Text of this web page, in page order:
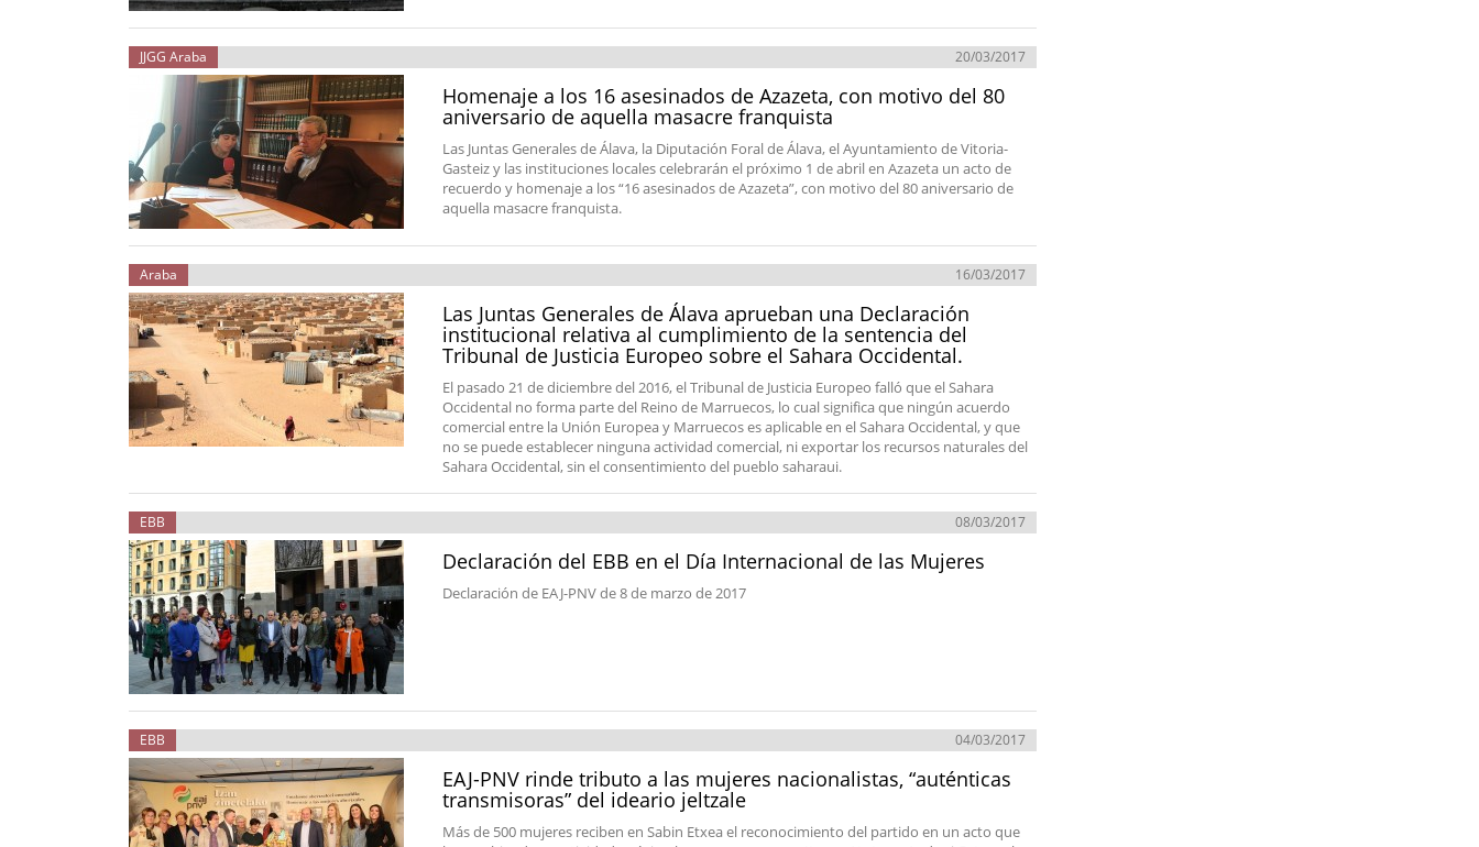
JJGG Araba 20/03/2017
Homenaje a los 16 asesinados de Azazeta, con motivo del 80
aniversario de aquella masacre franquista
Las Juntas Generales de Álava, la Diputación Foral de Álava, el Ayuntamiento de Vitoria-
Gasteiz y las instituciones locales celebrarán el próximo 1 de abril en Azazeta un acto de
recuerdo y homenaje a los “16 asesinados de Azazeta”, con motivo del 80 aniversario de
aquella masacre franquista.
Araba 16/03/2017
Las Juntas Generales de Álava aprueban una Declaración
institucional relativa al cumplimiento de la sentencia del
Tribunal de Justicia Europeo sobre el Sahara Occidental.
El pasado 21 de diciembre del 2016, el Tribunal de Justicia Europeo falló que el Sahara
Occidental no forma parte del Reino de Marruecos, lo cual significa que ningún acuerdo
comercial entre la Unión Europea y Marruecos es aplicable en el Sahara Occidental, y que
no se puede establecer ninguna actividad comercial, ni exportar los recursos naturales del
Sahara Occidental, sin el consentimiento del pueblo saharaui.
EBB 08/03/2017
Declaración del EBB en el Día Internacional de las Mujeres
Declaración de EAJ-PNV de 8 de marzo de 2017
EBB 04/03/2017
EAJ-PNV rinde tributo a las mujeres nacionalistas, “auténticas
transmisoras” del ideario jeltzale
Más de 500 mujeres reciben en Sabin Etxea el reconocimiento del partido en un acto que